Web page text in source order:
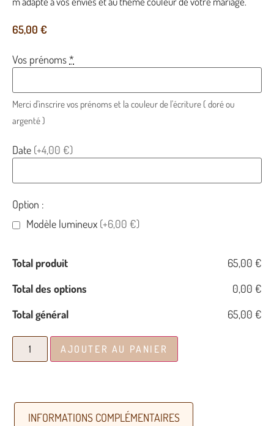
65,00 €
Vos prénoms*
Merci d'inscrire vos prénoms et la couleur de l'écriture ( doré ou
argenté )
Date (+4,00 €)
Option :
Modèle lumineux (+6,00 €)
Total produit
65,00 €
Total des options
0,00 €
Total général
65,00 €
AJOUTER AU PANIER
INFORMATIONS COMPLÉMENTAIRES